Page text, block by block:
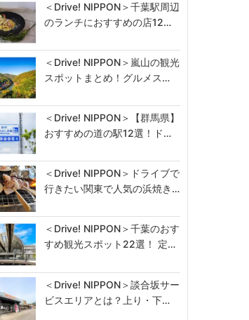
＜Drive! NIPPON＞千葉駅周辺
のランチにおすすめの店12…
＜Drive! NIPPON＞嵐山の観光
スポットまとめ！グルメス…
＜Drive! NIPPON＞【群馬県】
おすすめの道の駅12選！ド…
＜Drive! NIPPON＞ドライブで
行きたい関東で人気の浜焼き…
＜Drive! NIPPON＞千葉のおす
すめ観光スポット22選！ 定…
＜Drive! NIPPON＞談合坂サー
ビスエリアとは？上り・下…